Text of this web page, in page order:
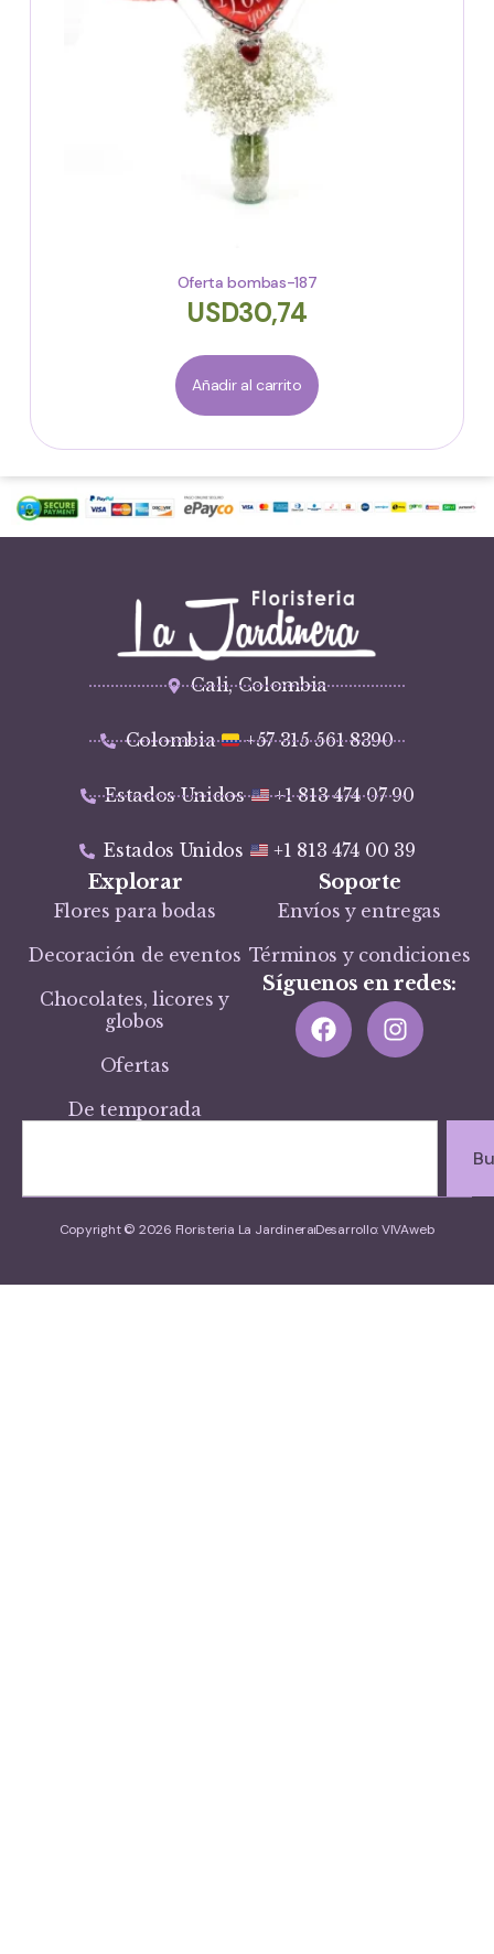
Oferta bombas-187
USD30,74
Añadir al carrito
Cali, Colombia
Colombia +57 315 561 8390
Estados Unidos +1 813 474 07 90
Estados Unidos +1 813 474 00 39
Explorar
Flores para bodas
Decoración de eventos
Chocolates, licores y
globos
Ofertas
De temporada
Soporte
Envíos y entregas
Términos y condiciones
Síguenos en redes:
Copyright © 2026 Floristeria La JardineraDesarrollo: VIVAweb